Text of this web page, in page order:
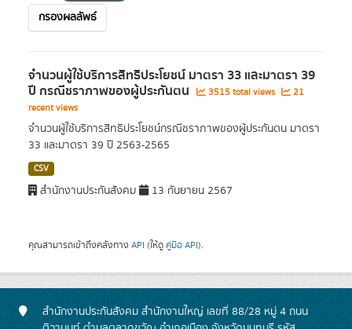
กรองผลลัพธ์
จำนวนผู้ใช้บริการสิทธิประโยชน์ มาตรา 33 และมาตรา 39
ปี กรณีชราภาพของผู้ประกันตน 3515 total views
21
recent views
จำนวนผู้ใช้บริการสิทธิประโยชน์กรณีชราภาพของผู้ประกันตน มาตรา
33 และมาตรา 39 ปี 2563-2565
CSV
สำนักงานประกันสังคม 13 กันยายน 2567
คุณสามารถเข้าถึงคลังทาง API (ให้ดู คู่มือ API).
สำนักงานประกันสังคม สำนักงานใหญ่ เลขที่ 88/28 หมู่ 4 ถนน